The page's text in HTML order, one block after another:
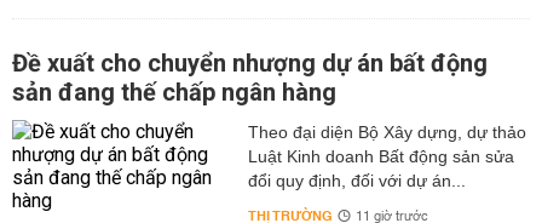
Đề xuất cho chuyển nhượng dự án bất động
sản đang thế chấp ngân hàng
Theo đại diện Bộ Xây dựng, dự thảo
Luật Kinh doanh Bất động sản sửa
đổi quy định, đối với dự án...
THỊ TRƯỜNG 11 giờ trước